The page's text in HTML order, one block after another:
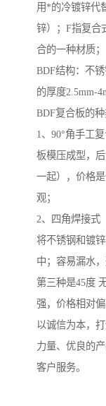
用*的冷镀锌代
锌）；F指复合
合的一种材质；
BDF结构：不
的厚度2.5mm-
BDF复合板的种
1、90°角手工
板模压成型，
一起），价格
观；
2、四角焊接式
将不锈钢和镀
中；容易漏水
第三种是45度
强，价格相对
以诚信为本，
力量、优良的
客户服务。